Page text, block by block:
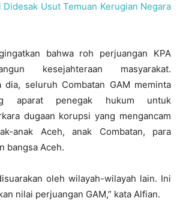
Didesak Usut Temuan Kerugian Negara
bahwa roh perjuangan KPA
kesejahteraan masyarakat.
dia, seluruh Combatan GAM meminta
aparat penegak hukum untuk
dugaan korupsi yang mengancam
anak Aceh, anak Combatan, para
bangsa Aceh.
oleh wilayah-wilayah lain. Ini
nilai perjuangan GAM,” kata Alfian.